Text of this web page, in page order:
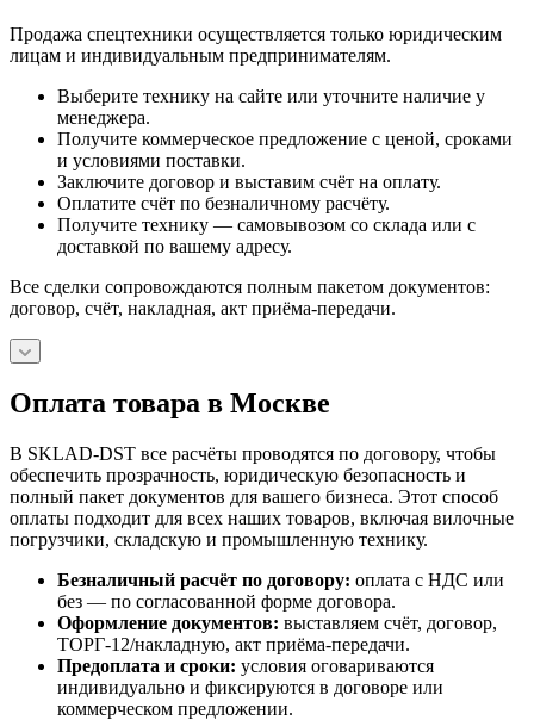
Продажа спецтехники осуществляется только юридическим
лицам и индивидуальным предпринимателям.
Выберите технику на сайте или уточните наличие у
менеджера.
Получите коммерческое предложение с ценой, сроками
и условиями поставки.
Заключите договор и выставим счёт на оплату.
Оплатите счёт по безналичному расчёту.
Получите технику — самовывозом со склада или с
доставкой по вашему адресу.
Все сделки сопровождаются полным пакетом документов:
договор, счёт, накладная, акт приёма-передачи.
Оплата товара в Москве
В SKLAD-DST все расчёты проводятся по договору, чтобы
обеспечить прозрачность, юридическую безопасность и
полный пакет документов для вашего бизнеса. Этот способ
оплаты подходит для всех наших товаров, включая вилочные
погрузчики, складскую и промышленную технику.
Безналичный расчёт по договору: оплата с НДС или
без — по согласованной форме договора.
Оформление документов: выставляем счёт, договор,
ТОРГ-12/накладную, акт приёма-передачи.
Предоплата и сроки: условия оговариваются
индивидуально и фиксируются в договоре или
коммерческом предложении.